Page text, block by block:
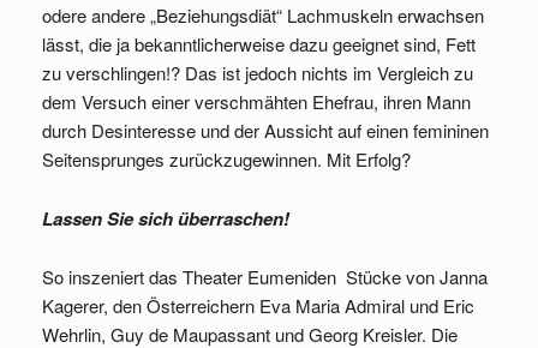
odere andere „Beziehungsdiät“ Lachmuskeln erwachsen
lässt, die ja bekanntlicherweise dazu geeignet sind, Fett
zu verschlingen!? Das ist jedoch nichts im Vergleich zu
dem Versuch einer verschmähten Ehefrau, ihren Mann
durch Desinteresse und der Aussicht auf einen femininen
Seitensprunges zurückzugewinnen. Mit Erfolg?
Lassen Sie sich überraschen!
So inszeniert das Theater Eumeniden Stücke von Janna
Kagerer, den Österreichern Eva Maria Admiral und Eric
Wehrlin, Guy de Maupassant und Georg Kreisler. Die